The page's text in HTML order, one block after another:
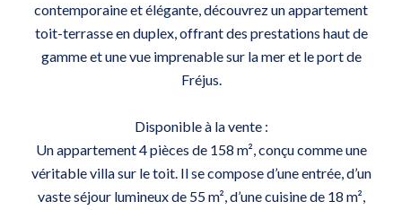
contemporaine et élégante, découvrez un appartement
toit-terrasse en duplex, offrant des prestations haut de
gamme et une vue imprenable sur la mer et le port de
Fréjus.
Disponible à la vente :
Un appartement 4 pièces de 158 m², conçu comme une
véritable villa sur le toit. Il se compose d’une entrée, d’un
vaste séjour lumineux de 55 m², d’une cuisine de 18 m²,